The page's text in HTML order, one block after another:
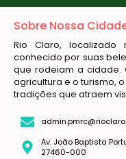
Sobre Nossa
Rio Claro,
conhecido por suas
que rodeiam a cidade.
agricultura e o turismo,
tradições que atraem
Av. João Baptista
27460-000